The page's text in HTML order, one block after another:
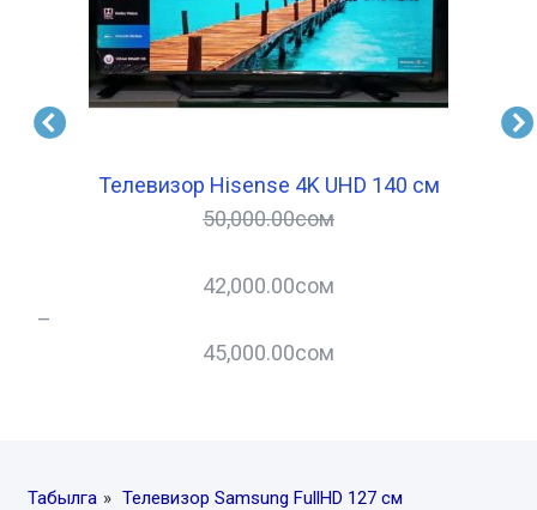
Телевизор Hisense 4K UHD 140 см
50,000.00сом
42,000.00сом
–
45,000.00сом
Табылга » Телевизор Samsung FullHD 127 см